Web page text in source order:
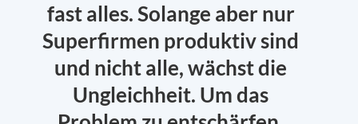
fast alles. Solange aber nur
Superfirmen produktiv sind
und nicht alle, wächst die
Ungleichheit. Um das